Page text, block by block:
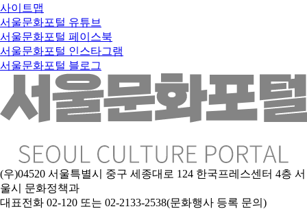
사이트맵
서울문화포털 유튜브
서울문화포털 페이스북
서울문화포털 인스타그램
서울문화포털 블로그
(우)04520 서울특별시 중구 세종대로 124 한국프레스센터 4층 서
울시 문화정책과
대표전화 02-120 또는 02-2133-2538(문화행사 등록 문의)